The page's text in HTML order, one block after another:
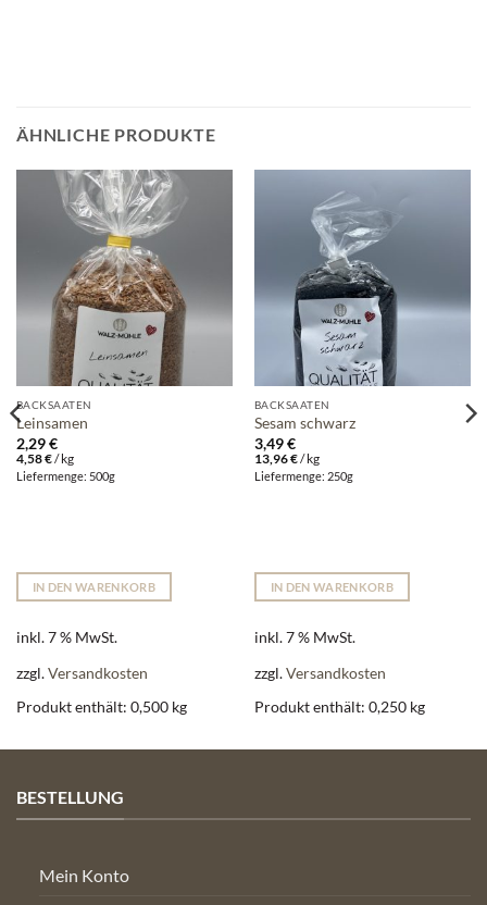
ÄHNLICHE PRODUKTE
BACKSAATEN
Leinsamen
2,29€
4,58€/kg
Liefermenge: 500g
IN DEN WARENKORB
inkl. 7 % MwSt.
zzgl.Versandkosten
Produkt enthält: 0,500 kg
BACKSAATEN
Sesam schwarz
3,49€
13,96€/kg
Liefermenge: 250g
IN DEN WARENKORB
inkl. 7 % MwSt.
zzgl.Versandkosten
Produkt enthält: 0,250 kg
BESTELLUNG
Mein Konto